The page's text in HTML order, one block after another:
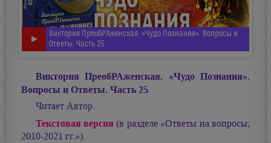
Виктория ПреобРАженская. «Чудо Познания». Вопросы и
Ответы. Часть 25
Виктория ПреобРАженская. «Чудо Познания».
Вопросы и Ответы. Часть 25.
Читает Автор.
Текстовая версия(в разделе «Ответы на вопросы,
2010-2021 гг.»).